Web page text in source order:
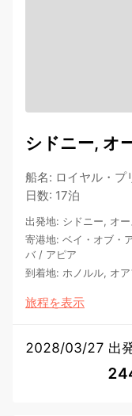
シドニー, オ
船名: ロイヤル・プ
日数: 17泊
出発地: シドニー, オ
寄港地: ベイ・オブ・
バ / アピア
到着地: ホノルル, オ
旅程を表示
2028/03/27 出